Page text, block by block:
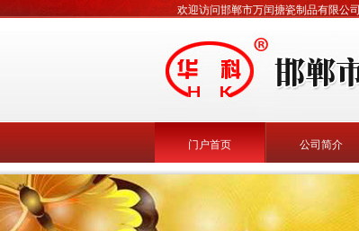
欢迎访问邯郸市万闰搪瓷制品有限公司
门户首页 公司简介